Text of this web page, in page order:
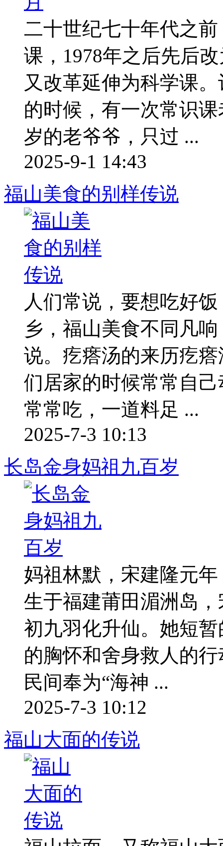
二十世纪七十年代之
课，1978年之后先后
又改革延伸为科学课
的时候，有一次常识
岁的老爷爷，只过 ...
2025-9-1 14:43
福山美食的别样传说
人们常说，要想吃好
乡，福山美食不同凡
说。疙瘩汤的来历疙
们居家的时候常常自
常常吃，一道料足 ...
2025-7-3 10:13
长岛金身妈祖九百岁
妈祖林默，宋建隆元
生于福建莆田湄洲岛
初九羽化升仙。她短
的胸怀和舍身救人的
民间奉为“海神 ...
2025-7-3 10:12
福山大面的传说